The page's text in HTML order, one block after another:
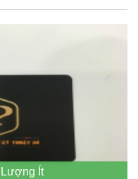
Lượng Ít